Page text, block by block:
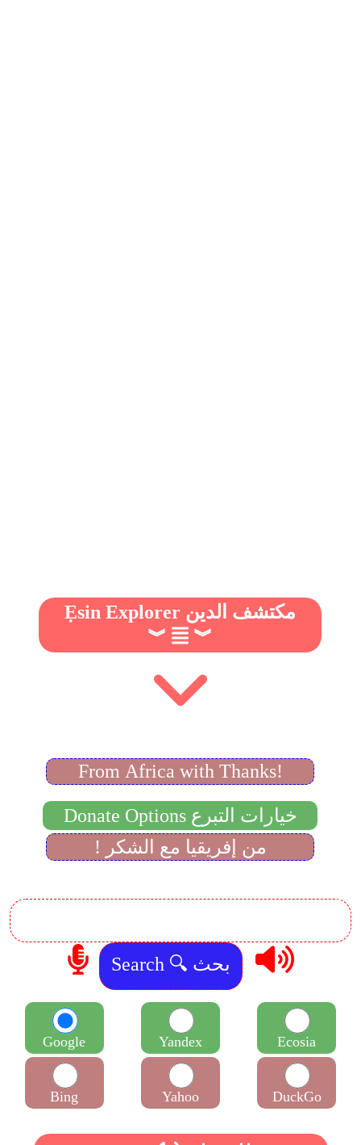
Ẹsin Explorer مكتشف الدين
︾
︾
From Africa with Thanks!
Donate Options خيارات التبرع
! من إفريقيا مع الشكر
Google
Bing
Yandex
Yahoo
Ecosia
DuckGo